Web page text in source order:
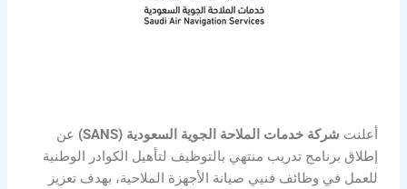
أعلنت شركة خدمات الملاحة الجوية السعودية (SANS)
عن
إطلاق برنامج تدريب منتهي بالتوظيف لتأهيل الكوادر الوطنية
للعمل في وظائف فنيي صيانة الأجهزة الملاحية، بهدف تعزيز